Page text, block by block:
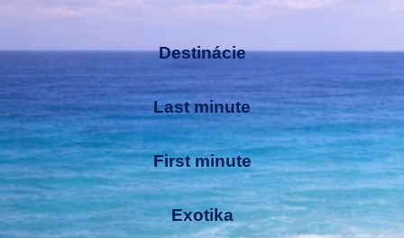
Destinácie
Last minute
First minute
Exotika